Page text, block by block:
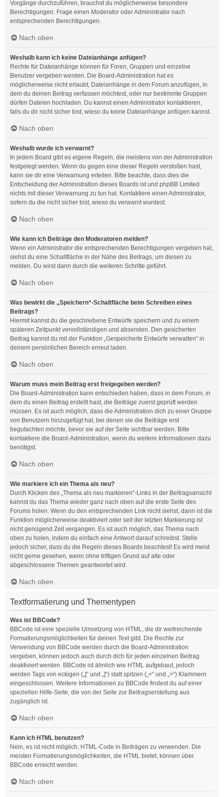
Vorgänge durchzuführen, brauchst du möglicherweise besondere
Berechtigungen. Frage einen Moderator oder Administrator nach
entsprechenden Berechtigungen.
Nach oben
Weshalb kann ich keine Dateianhänge anfügen?
Rechte für Dateianhänge können für Foren, Gruppen und einzelne
Benutzer vergeben werden. Die Board-Administration hat es
möglicherweise nicht erlaubt, Dateianhänge in dem Forum anzufügen, in
dem du deinen Beitrag verfassen möchtest, oder nur bestimmte Gruppen
dürfen Dateien hochladen. Du kannst einen Administrator kontaktieren,
falls du dir nicht sicher bist, wieso du keine Dateianhänge anfügen kannst.
Nach oben
Weshalb wurde ich verwarnt?
In jedem Board gibt es eigene Regeln, die meistens von der Administration
festgelegt werden. Wenn du gegen eine dieser Regeln verstoßen hast,
kann sie dir eine Verwarnung erteilen. Bitte beachte, dass dies die
Entscheidung der Administration dieses Boards ist und phpBB Limited
nichts mit dieser Verwarnung zu tun hat. Kontaktiere einen Administrator,
sofern du die nicht sicher bist, wieso du verwarnt wurdest.
Nach oben
Wie kann ich Beiträge den Moderatoren melden?
Wenn ein Administrator die entsprechenden Berechtigungen vergeben hat,
siehst du eine Schaltfläche in der Nähe des Beitrags, um diesen zu
melden. Du wirst dann durch die weiteren Schritte geführt.
Nach oben
Was bewirkt die „Speichern“-Schaltfläche beim Schreiben eines
Beitrags?
Hiermit kannst du die geschriebene Entwürfe speichern und zu einem
späteren Zeitpunkt vervollständigen und absenden. Den gesicherten
Beitrag kannst du mit der Funktion „Gespeicherte Entwürfe verwalten“ in
deinem persönlichen Bereich erneut laden.
Nach oben
Warum muss mein Beitrag erst freigegeben werden?
Die Board-Administration kann entschieden haben, dass in dem Forum, in
dem du einen Beitrag erstellt hast, die Beiträge zuerst geprüft werden
müssen. Es ist auch möglich, dass die Administration dich zu einer Gruppe
von Benutzern hinzugefügt hat, bei denen sie die Beiträge erst
begutachten möchte, bevor sie auf der Seite sichtbar werden. Bitte
kontaktiere die Board-Administration, wenn du weitere Informationen dazu
benötigst.
Nach oben
Wie markiere ich ein Thema als neu?
Durch Klicken des „Thema als neu markieren“-Links in der Beitragsansicht
kannst du das Thema wieder ganz nach oben auf die erste Seite des
Forums holen. Wenn du den entsprechenden Link nicht siehst, dann ist die
Funktion möglicherweise deaktiviert oder seit der letzten Markierung ist
nicht genügend Zeit vergangen. Es ist auch möglich, das Thema nach
oben zu holen, indem du einfach eine Antwort darauf schreibst. Stelle
jedoch sicher, dass du die Regeln dieses Boards beachtest! Es wird meist
nicht gerne gesehen, wenn ohne triftigen Grund auf alte oder
abgeschlossene Themen geantwortet wird.
Nach oben
Textformatierung und Thementypen
Was ist BBCode?
BBCode ist eine spezielle Umsetzung von HTML, die dir weitreichende
Formatierungsmöglichkeiten für deinen Text gibt. Die Rechte zur
Verwendung von BBCode werden durch die Board-Administration
vergeben, können jedoch auch durch dich für jeden einzelnen Beitrag
deaktiviert werden. BBCode ist ähnlich wie HTML aufgebaut, jedoch
werden Tags von eckigen („[“ und „]“) statt spitzen („<“ und „>“) Klammern
eingeschlossen. Weitere Informationen zu BBCode findest du auf einer
speziellen Hilfe-Seite, die von der Seite zur Beitragserstellung aus
zugänglich ist.
Nach oben
Kann ich HTML benutzen?
Nein, es ist nicht möglich, HTML-Code in Beiträgen zu verwenden. Die
meisten Formatierungsmöglichkeiten, die HTML bietet, können über
BBCode erreicht werden.
Nach oben